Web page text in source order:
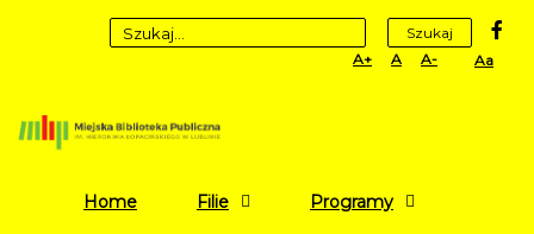
Szukaj
Set
LargerDefault
Set
Smaller
High
Home Filie Programy